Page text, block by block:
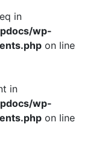
in
wp-
on line
in
wp-
on line